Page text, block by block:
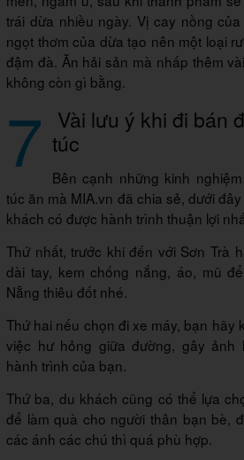
trái dừa nhiều ngày. Vị cay nồng
ngọt thơm của dừa tạo nên một loại
đậm đà. Ăn hải sản mà nhấp thêm
không còn gì bằng.
7 Vài lưu ý khi đi bán
túc
Bên cạnh những kinh
túc ăn mà MIA.vn đã chia sẻ, dưới
khách có được hành trình thuận lợi
Thứ nhất, trước khi đến với Sơn Trà
dài tay, kem chống nắng, áo, mũ
Nẵng thiêu đốt nhé.
Thứ hai nếu chọn đi xe máy, bạn hãy
việc hư hỏng giữa đường, gây ảnh
hành trình của bạn.
Thứ ba, du khách cũng có thể lựa
để làm quà cho người thân bạn bè,
các ánh các chú thì quá phù hợp.